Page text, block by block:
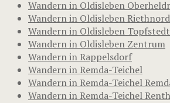
Wandern in Oldisleben
Wandern in Oldisleben
Wandern in Oldisleben Topfstedt
Wandern in Oldisleben Zentrum
Wandern in Rappelsdorf
Wandern in Remda-Teichel
Wandern in Remda-Teichel
Wandern in Remda-Teichel